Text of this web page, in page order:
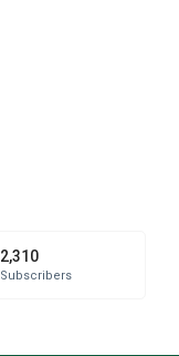
2,310
Subscribers